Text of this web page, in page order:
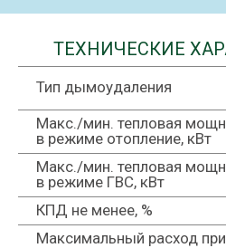
ТЕХНИЧЕСКИЕ
Тип дымоудаления
Макс./мин. тепловая
в режиме отопление, кВт
Макс./мин. тепловая
в режиме ГВС, кВт
КПД не менее, %
Максимальный расход